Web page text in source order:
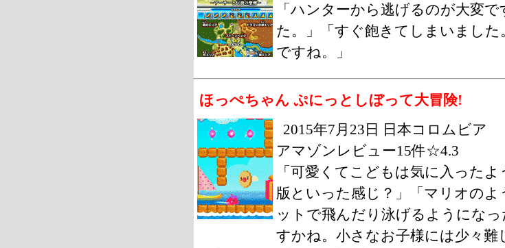
「ハンターから逃げるのが大変
た。」「すぐ飽きてしまいまし
ですね。」
ほっぺちゃん ぷにっとしぼって大冒険!
2015年7月23日 日本コロムビア
アマゾンレビュー15件☆4.3
「可愛くてこどもは気に入った
版といった感じ？」「マリオの
ットで飛んだり泳げるようにな
すかね。小さなお子様には少々